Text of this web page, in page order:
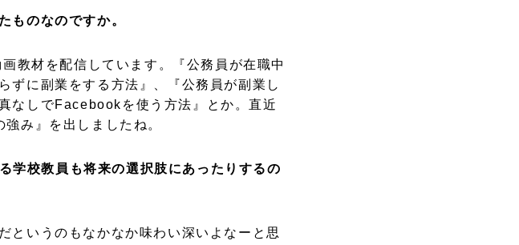
ものなのですか。
教材を配信しています。『公務員が在職中
ずに副業をする方法』、『公務員が副業し
なしでFacebookを使う方法』とか。直近
み』を出しましたね。
学校教員も将来の選択肢にあったりするの
というのもなかなか味わい深いよなーと思